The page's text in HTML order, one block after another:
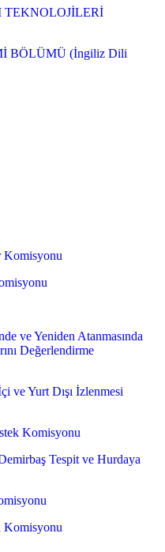
TEKNOLOJİLERİ
BÖLÜMÜ (İngiliz Dili
Komisyonu
ve Yeniden Atanmasında
Değerlendirme
ve Yurt Dışı İzlenmesi
Komisyonu
Tespit ve Hurdaya
Komisyonu